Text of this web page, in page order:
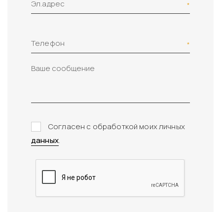
Эл.адрес
Телефон
Согласен с обработкой моих личных
данных.